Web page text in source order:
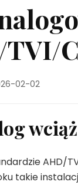
02-02
AHD/
takie